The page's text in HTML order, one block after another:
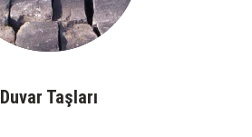
Duvar Taşları